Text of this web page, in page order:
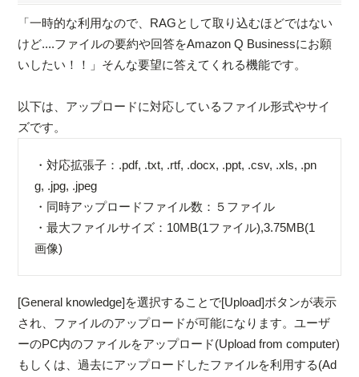
「一時的な利用なので、RAGとして取り込むほどではない
けど....ファイルの要約や回答をAmazon Q Businessにお願
いしたい！！」そんな要望に答えてくれる機能です。
以下は、アップロードに対応しているファイル形式やサイ
ズです。
・対応拡張子：.pdf, .txt, .rtf, .docx, .ppt, .csv, .xls, .pn
g, .jpg, .jpeg
・同時アップロードファイル数：５ファイル
・最大ファイルサイズ：10MB(1ファイル),3.75MB(1
画像)
[General knowledge]を選択することで[Upload]ボタンが表示
され、ファイルのアップロードが可能になります。ユーザ
ーのPC内のファイルをアップロード(Upload from computer)
もしくは、過去にアップロードしたファイルを利用する(Ad